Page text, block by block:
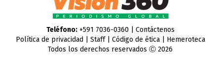
Teléfono:+591 7036-0360 | Contáctenos
Política de privacidad
Staff| Código de ética| Hemeroteca
Todos los derechos reservados Ⓒ 2026